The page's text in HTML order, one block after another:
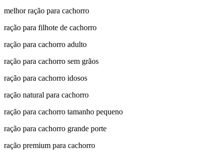
melhor ração para cachorro
ração para filhote de cachorro
ração para cachorro adulto
ração para cachorro sem grãos
ração para cachorro idosos
ração natural para cachorro
ração para cachorro tamanho pequeno
ração para cachorro grande porte
ração premium para cachorro